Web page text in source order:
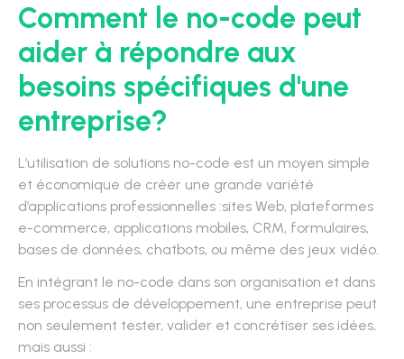
Comment le no-code peut
aider à répondre aux
besoins spécifiques d'une
entreprise?
L’utilisation de solutions no-code est un moyen simple
et économique de créer une grande variété
d’applications professionnelles :sites Web, plateformes
e-commerce, applications mobiles, CRM, formulaires,
bases de données, chatbots, ou même des jeux vidéo.
En intégrant le no-code dans son organisation et dans
ses processus de développement, une entreprise peut
non seulement tester, valider et concrétiser ses idées,
mais aussi :